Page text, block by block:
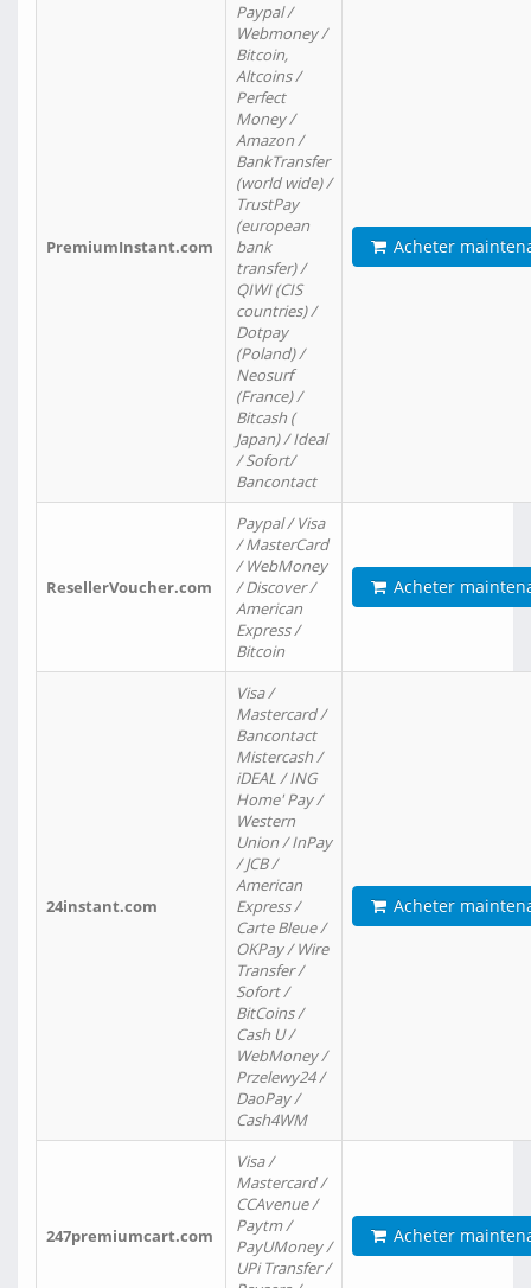
PremiumInstant.com
Paypal /
Webmoney /
Bitcoin,
Altcoins /
Perfect
Money /
Amazon /
BankTransfer
(world wide) /
TrustPay
(european
bank
transfer) /
QIWI (CIS
countries) /
Dotpay
(Poland) /
Neosurf
(France) /
Bitcash (
Japan) / Ideal
/ Sofort/
Bancontact
Acheter
ResellerVoucher.com
Paypal / Visa
/ MasterCard
/ WebMoney
/ Discover /
American
Express /
Bitcoin
Acheter
24instant.com
Visa /
Mastercard /
Bancontact
Mistercash /
iDEAL / ING
Home' Pay /
Western
Union / InPay
/ JCB /
American
Express /
Carte Bleue /
OKPay / Wire
Transfer /
Sofort /
BitCoins /
Cash U /
WebMoney /
Przelewy24 /
DaoPay /
Cash4WM
Acheter
247premiumcart.com
Visa /
Mastercard /
CCAvenue /
Paytm /
PayUMoney /
UPi Transfer /
Acheter